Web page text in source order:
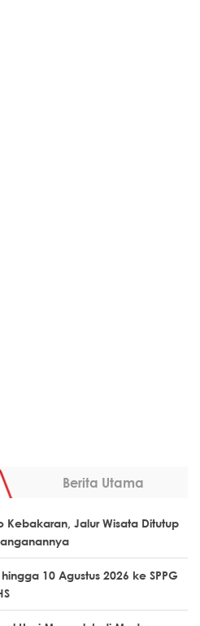
Berita Utama
Kebakaran, Jalur Wisata Ditutup
10 Agustus 2026 ke SPPG